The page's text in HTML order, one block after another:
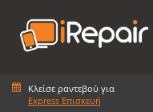
Κλείσε ραντεβού για
Express Επισκευή